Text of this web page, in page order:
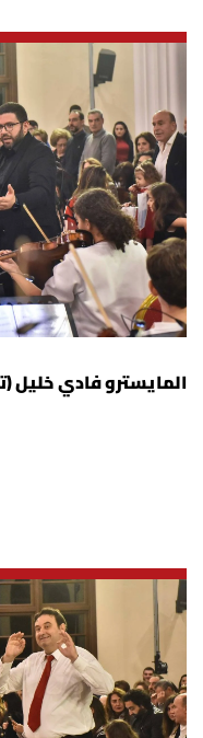
المايسترو فادي خليل